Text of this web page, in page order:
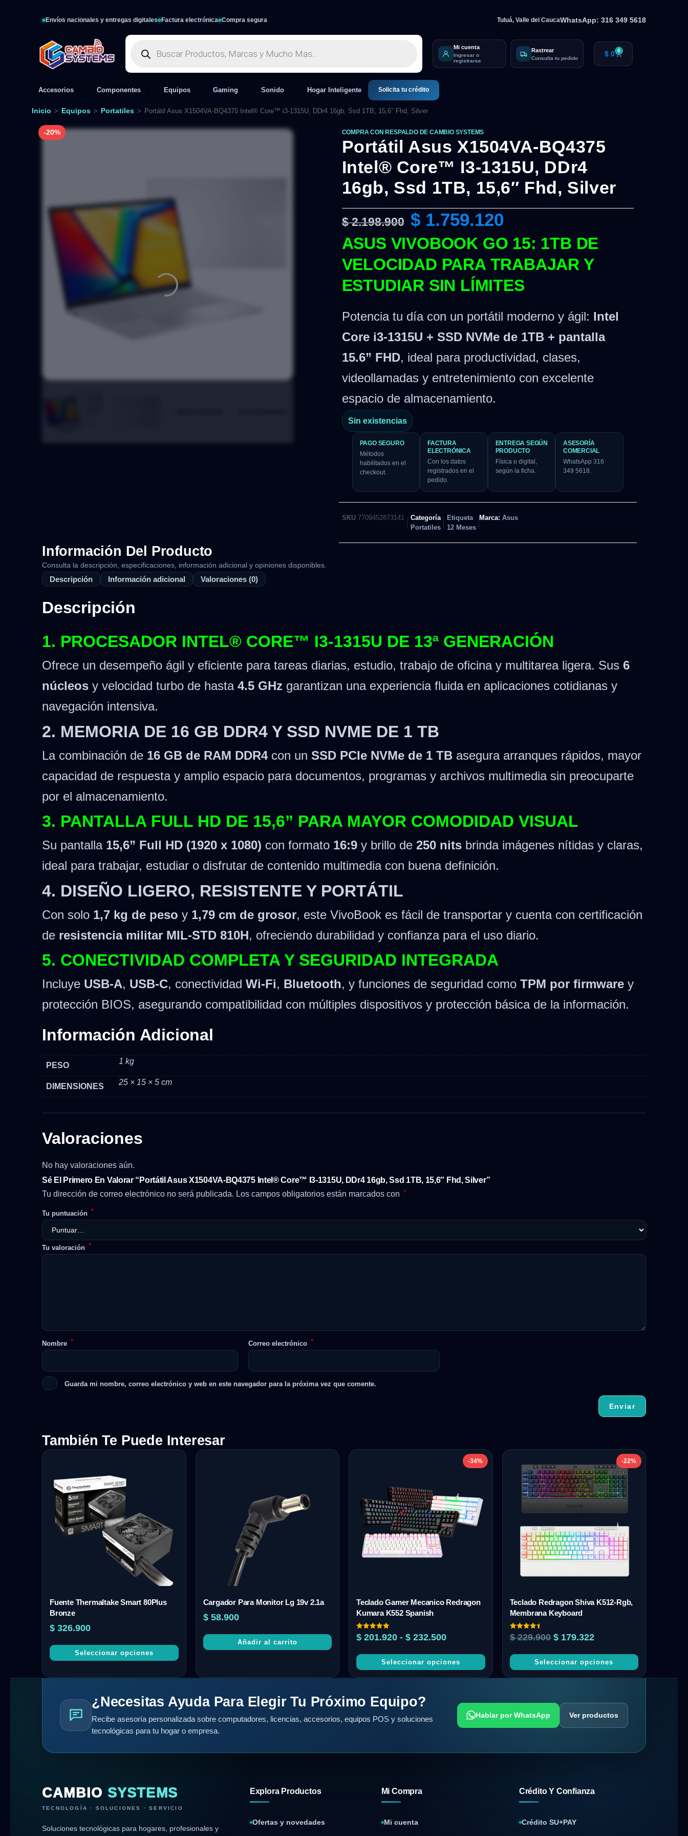
Envíos nacionales y entregas digitales Factura electrónica Compra segura Tuluá, Valle del CaucaWhatsApp: 316 349 5618
Mi cuenta
Ingresar o
registrarse
Rastrear
Consulta tu pedido $ 0 0
Accesorios Componentes Equipos Gaming Sonido Hogar Inteligente Solicita tu crédito
Inicio > Equipos > Portatiles > Portátil Asus X1504VA-BQ4375 Intel® Core™ i3-1315U, DDr4 16gb, Ssd 1TB, 15,6″ Fhd, Silver
-20% COMPRA CON RESPALDO DE CAMBIO SYSTEMS
Portátil Asus X1504VA-BQ4375
Intel® Core™ I3-1315U, DDr4
16gb, Ssd 1TB, 15,6″ Fhd, Silver
$2.198.900 $1.759.120
ASUS VIVOBOOK GO 15: 1TB DE
VELOCIDAD PARA TRABAJAR Y
ESTUDIAR SIN LÍMITES
Potencia tu día con un portátil moderno y ágil: Intel
Core i3-1315U + SSD NVMe de 1TB + pantalla
15.6” FHD, ideal para productividad, clases,
videollamadas y entretenimiento con excelente
espacio de almacenamiento.
Sin existencias
PAGO SEGURO
Métodos
habilitados en el
checkout.
FACTURA
ELECTRÓNICA
Con los datos
registrados en el
pedido.
ENTREGA SEGÚN
PRODUCTO
Física o digital,
según la ficha.
ASESORÍA
COMERCIAL
WhatsApp 316
349 5618.
SKU 7709452873141
Categoría
Portatiles
Etiqueta
12 Meses
Marca: Asus
Información Del Producto
Consulta la descripción, especificaciones, información adicional y opiniones disponibles.
Descripción Información adicional Valoraciones (0)
Descripción
1. PROCESADOR INTEL® CORE™ I3-1315U DE 13ª GENERACIÓN
Ofrece un desempeño ágil y eficiente para tareas diarias, estudio, trabajo de oficina y multitarea ligera. Sus 6
núcleos y velocidad turbo de hasta 4.5 GHz garantizan una experiencia fluida en aplicaciones cotidianas y
navegación intensiva.
2. MEMORIA DE 16 GB DDR4 Y SSD NVME DE 1 TB
La combinación de 16 GB de RAM DDR4con un SSD PCIe NVMe de 1 TB asegura arranques rápidos, mayor
capacidad de respuesta y amplio espacio para documentos, programas y archivos multimedia sin preocuparte
por el almacenamiento.
3. PANTALLA FULL HD DE 15,6” PARA MAYOR COMODIDAD VISUAL
Su pantalla 15,6” Full HD (1920 x 1080) con formato 16:9 y brillo de 250 nits brinda imágenes nítidas y claras,
ideal para trabajar, estudiar o disfrutar de contenido multimedia con buena definición.
4. DISEÑO LIGERO, RESISTENTE Y PORTÁTIL
Con solo 1,7 kg de peso y 1,79 cm de grosor, este VivoBook es fácil de transportar y cuenta con certificación
de resistencia militar MIL-STD 810H, ofreciendo durabilidad y confianza para el uso diario.
5. CONECTIVIDAD COMPLETA Y SEGURIDAD INTEGRADA
Incluye USB-A, USB-C, conectividad Wi-Fi, Bluetooth, y funciones de seguridad como TPM por firmware y
protección BIOS, asegurando compatibilidad con múltiples dispositivos y protección básica de la información.
Información Adicional
PESO 1 kg
DIMENSIONES 25 × 15 × 5 cm
Valoraciones
No hay valoraciones aún.
Sé El Primero En Valorar “Portátil Asus X1504VA-BQ4375 Intel® Core™ I3-1315U, DDr4 16gb, Ssd 1TB, 15,6″ Fhd, Silver”
Tu dirección de correo electrónico no será publicada. Los campos obligatorios están marcados con *
Tu puntuación *
Tu valoración *
Nombre * Correo electrónico *
Guarda mi nombre, correo electrónico y web en este navegador para la próxima vez que comente.
También Te Puede Interesar
Fuente Thermaltake Smart 80Plus
Bronze
$ 326.900
Seleccionar opciones
Cargador Para Monitor Lg 19v 2.1a
$58.900
Añadir al carrito
-34%
Teclado Gamer Mecanico Redragon
Kumara K552 Spanish
Valorado
con
de 5
$ 201.920 - $ 232.500
Seleccionar opciones
-22%
Teclado Redragon Shiva K512-Rgb,
Membrana Keyboard
Valorado
con
de 5
$229.900 $179.322
Seleccionar opciones
¿Necesitas Ayuda Para Elegir Tu Próximo Equipo?
Recibe asesoría personalizada sobre computadores, licencias, accesorios, equipos POS y soluciones
tecnológicas para tu hogar o empresa.
Hablar por WhatsApp Ver productos
CAMBIO SYSTEMS
TECNOLOGÍA · SOLUCIONES · SERVICIO
Soluciones tecnológicas para hogares, profesionales y
Explora Productos
Ofertas y novedades
Mi Compra
Mi cuenta
Crédito Y Confianza
Crédito SU+PAY